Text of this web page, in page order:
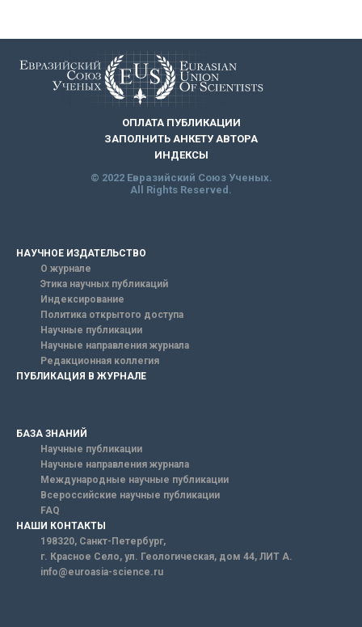
ОПЛАТА ПУБЛИКАЦИИ
ЗАПОЛНИТЬ АНКЕТУ АВТОРА
ИНДЕКСЫ
© 2022 Евразийский Союз Ученых.
All Rights Reserved.
НАУЧНОЕ ИЗДАТЕЛЬСТВО
О журнале
Этика научных публикаций
Индексирование
Политика открытого доступа
Научные публикации
Научные направления журнала
Редакционная коллегия
ПУБЛИКАЦИЯ В ЖУРНАЛЕ
БАЗА ЗНАНИЙ
Научные публикации
Научные направления журнала
Международные научные публикации
Всероссийские научные публикации
FAQ
НАШИ КОНТАКТЫ
198320, Санкт-Петербург,
г. Красное Село, ул. Геологическая, дом 44, ЛИТ А.
info@euroasia-science.ru